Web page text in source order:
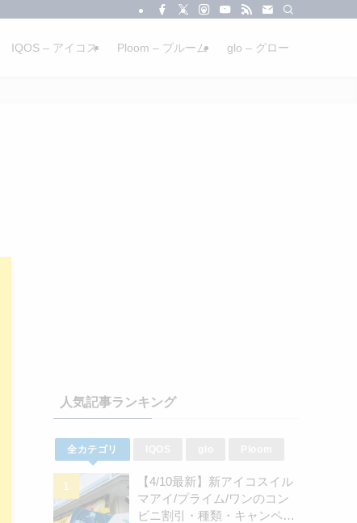
IQOS – アイコス Ploom – プルーム glo – グロー
人気記事ランキング
全カテゴリ
【4/10最新】新アイコスイル
マアイ/プライム/ワンのコン
ビニ割引・種類・キャンペー